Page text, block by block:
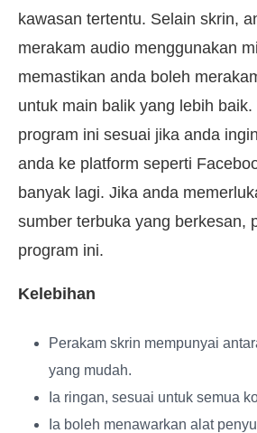
kawasan tertentu. Selain skrin,
merakam audio menggunakan
memastikan anda boleh
untuk main balik yang lebih baik.
program ini sesuai jika anda
anda ke platform seperti
banyak lagi. Jika anda
sumber terbuka yang berkesan,
program ini.
Kelebihan
Perakam skrin mempunyai
yang mudah.
Ia ringan, sesuai untuk semua
Ia boleh menawarkan alat